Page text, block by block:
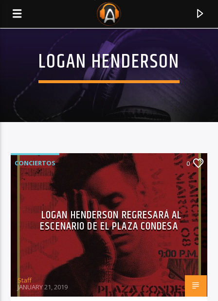
CURRENT TRACK
TITLE
ARTIST
RadioAlternativo Live
LOGAN HENDERSON
CONCIERTOS 0
LOGAN HENDERSON REGRESARÁ AL
ESCENARIO DE EL PLAZA CONDESA
Staff
JANUARY 21, 2019